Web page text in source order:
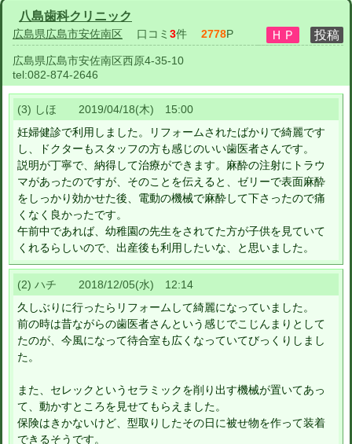
八島歯科クリニック
広島県広島市安佐南区 口コミ 3件 2778P
広島県広島市安佐南区西原4-35-10
tel:082-874-2646
(3) しほ 2019/04/18(木) 15:00
妊婦健診で利用しました。リフォームされたばかりで綺麗です
し、ドクターもスタッフの方も感じのいい歯医者さんです。
説明が丁寧で、納得して治療ができます。麻酔の注射にトラウ
マがあったのですが、そのことを伝えると、ゼリーで表面麻酔
をしっかり効かせた後、電動の機械で麻酔して下さったので痛
くなく良かったです。
午前中であれば、幼稚園の先生をされてた方が子供を見ていて
くれるらしいので、出産後も利用したいな、と思いました。
(2) ハチ 2018/12/05(水) 12:14
久しぶりに行ったらリフォームして綺麗になっていました。
前の時は昔ながらの歯医者さんという感じでこじんまりとして
たのが、今風になって待合室も広くなっていてびっくりしまし
た。
また、セレックというセラミックを削り出す機械が置いてあっ
て、動かすところを見せてもらえました。
保険はきかないけど、型取りしたその日に被せ物を作って装着
できるそうです。